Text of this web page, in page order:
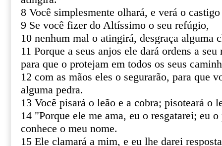
8 Você simplesmente olhará, e verá o
9 Se você fizer do Altíssimo o seu refúgio,
10 nenhum mal o atingirá, desgraça alguma
11 Porque a seus anjos ele dará ordens a seu
para que o protejam em todos os seus
12 com as mãos eles o segurarão, para que
alguma pedra.
13 Você pisará o leão e a cobra; pisoteará o
14 "Porque ele me ama, eu o resgatarei; eu
conhece o meu nome.
15 Ele clamará a mim, e eu lhe darei